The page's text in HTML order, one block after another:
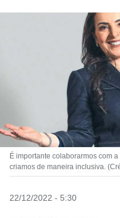
É importante colaborarmos com
criamos de maneira inclusiva.
22/12/2022 - 5:30